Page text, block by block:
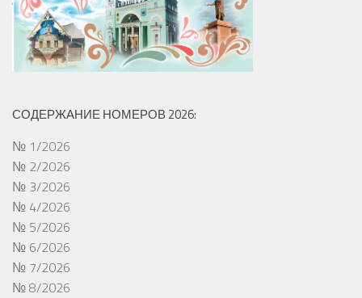
СОДЕРЖАНИЕ НОМЕРОВ 2026:
№ 1/2026
№ 2/2026
№ 3/2026
№ 4/2026
№ 5/2026
№ 6/2026
№ 7/2026
№ 8/2026